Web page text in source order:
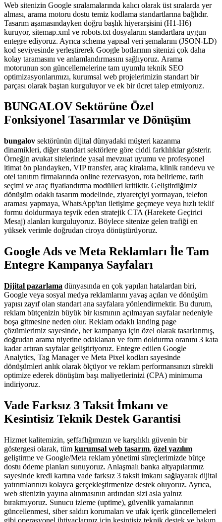
Web sitenizin Google sıralamalarında kalıcı olarak üst sıralarda yer
alması, arama motoru dostu temiz kodlama standartlarına bağlıdır.
Tasarım aşamasındayken doğru başlık hiyerarşisini (H1-H6)
kuruyor, sitemap.xml ve robots.txt dosyalarını standartlara uygun
entegre ediyoruz. Ayrıca schema yapısal veri şemalarını (JSON-LD)
kod seviyesinde yerleştirerek Google botlarının sitenizi çok daha
kolay taramasını ve anlamlandırmasını sağlıyoruz. Arama
motorunun son güncellemelerine tam uyumlu teknik SEO
optimizasyonlarımızı, kurumsal web projelerimizin standart bir
parçası olarak baştan kurguluyor ve ek bir ücret talep etmiyoruz.
BUNGALOV Sektörüne Özel
Fonksiyonel Tasarımlar ve Dönüşüm
bungalov sektörünün dijital dünyadaki müşteri kazanma
dinamikleri, diğer standart sektörlere göre ciddi farklılıklar gösterir.
Örneğin avukat sitelerinde yasal mevzuat uyumu ve profesyonel
itimat ön plandayken, VIP transfer, araç kiralama, klinik randevu ve
otel tanıtım firmalarında online rezervasyon, rota belirleme, tarih
seçimi ve araç fiyatlandırma modülleri kritiktir. Geliştirdiğimiz
dönüşüm odaklı tasarım modelinde, ziyaretçiyi yormayan, telefon
araması yapmaya, WhatsApp'tan iletişime geçmeye veya hızlı teklif
formu doldurmaya teşvik eden stratejik CTA (Harekete Geçirici
Mesaj) alanları kurguluyoruz. Böylece sitenize gelen trafiği en
yüksek verimle doğrudan ciroya dönüştürüyoruz.
Google Ads ve Meta Reklamları İle Tam
Entegre Kampanya Sayfaları
Dijital pazarlama dünyasında en çok yapılan hatalardan biri,
Google veya sosyal medya reklamlarını yavaş açılan ve dönüşüm
yapısı zayıf olan standart ana sayfalara yönlendirmektir. Bu durum,
reklam bütçenizin büyük bir kısmının açılmayan sayfalar nedeniyle
boşa gitmesine neden olur. Reklam odaklı landing page
çözümlerimiz sayesinde, her kampanya için özel olarak tasarlanmış,
doğrudan arama niyetine odaklanan ve form doldurma oranını 3 kata
kadar artıran sayfalar geliştiriyoruz. Entegre edilen Google
Analytics, Tag Manager ve Meta Pixel kodları sayesinde
dönüşümleri anlık olarak ölçüyor ve reklam performansınızı sürekli
optimize ederek dönüşüm başı maliyetlerinizi (CPA) minimuma
indiriyoruz.
Vade Farksız 3 Taksit İmkanı ve
Kesintisiz Teknik Destek Garantisi
Hizmet kalitemizin, şeffaflığımızın ve karşılıklı güvenin bir
göstergesi olarak, tüm kurumsal web tasarım, özel yazılım
geliştirme ve Google/Meta reklam yönetimi süreçlerimizde bütçe
dostu ödeme planları sunuyoruz. Anlaşmalı banka altyapılarımız
sayesinde kredi kartına vade farksız 3 taksit imkanı sağlayarak dijital
yatırımlarınızı kolayca gerçekleştirmenize destek oluyoruz. Ayrıca,
web sitenizin yayına alınmasının ardından sizi asla yalnız
bırakmıyoruz. Sunucu izleme (uptime), güvenlik yamalarının
güncellenmesi, siber saldırı korumaları ve ufak içerik güncellemeleri
gibi operasyonel ihtiyaçlarınız için kesintisiz teknik destek ve bakım